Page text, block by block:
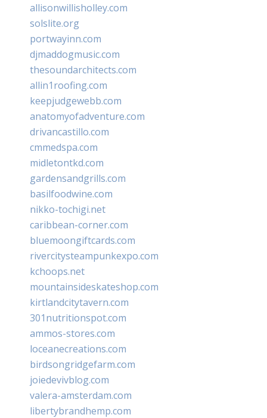
allisonwillisholley.com
solslite.org
portwayinn.com
djmaddogmusic.com
thesoundarchitects.com
allin1roofing.com
keepjudgewebb.com
anatomyofadventure.com
drivancastillo.com
cmmedspa.com
midletontkd.com
gardensandgrills.com
basilfoodwine.com
nikko-tochigi.net
caribbean-corner.com
bluemoongiftcards.com
rivercitysteampunkexpo.com
kchoops.net
mountainsideskateshop.com
kirtlandcitytavern.com
301nutritionspot.com
ammos-stores.com
loceanecreations.com
birdsongridgefarm.com
joiedevivblog.com
valera-amsterdam.com
libertybrandhemp.com